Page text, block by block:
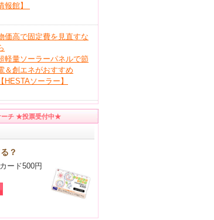
報館】
価高で固定費を見直すな
軽量ソーラーパネルで節
＆創エネがおすすめ
【HESTAソーラー】
ーチ ★投票受付中★
？
ード500円